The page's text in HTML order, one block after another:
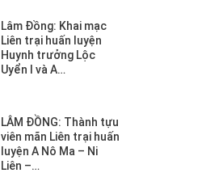
Lâm Đồng: Khai mạc
Liên trại huấn luyện
Huynh trưởng Lộc
Uyển I và A…
LÂM ĐỒNG: Thành tựu
viên mãn Liên trại huấn
luyện A Nô Ma – Ni
Liên –…